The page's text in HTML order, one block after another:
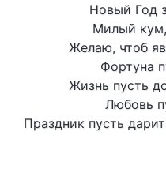
Новый Год
Милый
Желаю, чтоб
Фортуна
Жизнь пусть
Любовь
Праздник пусть